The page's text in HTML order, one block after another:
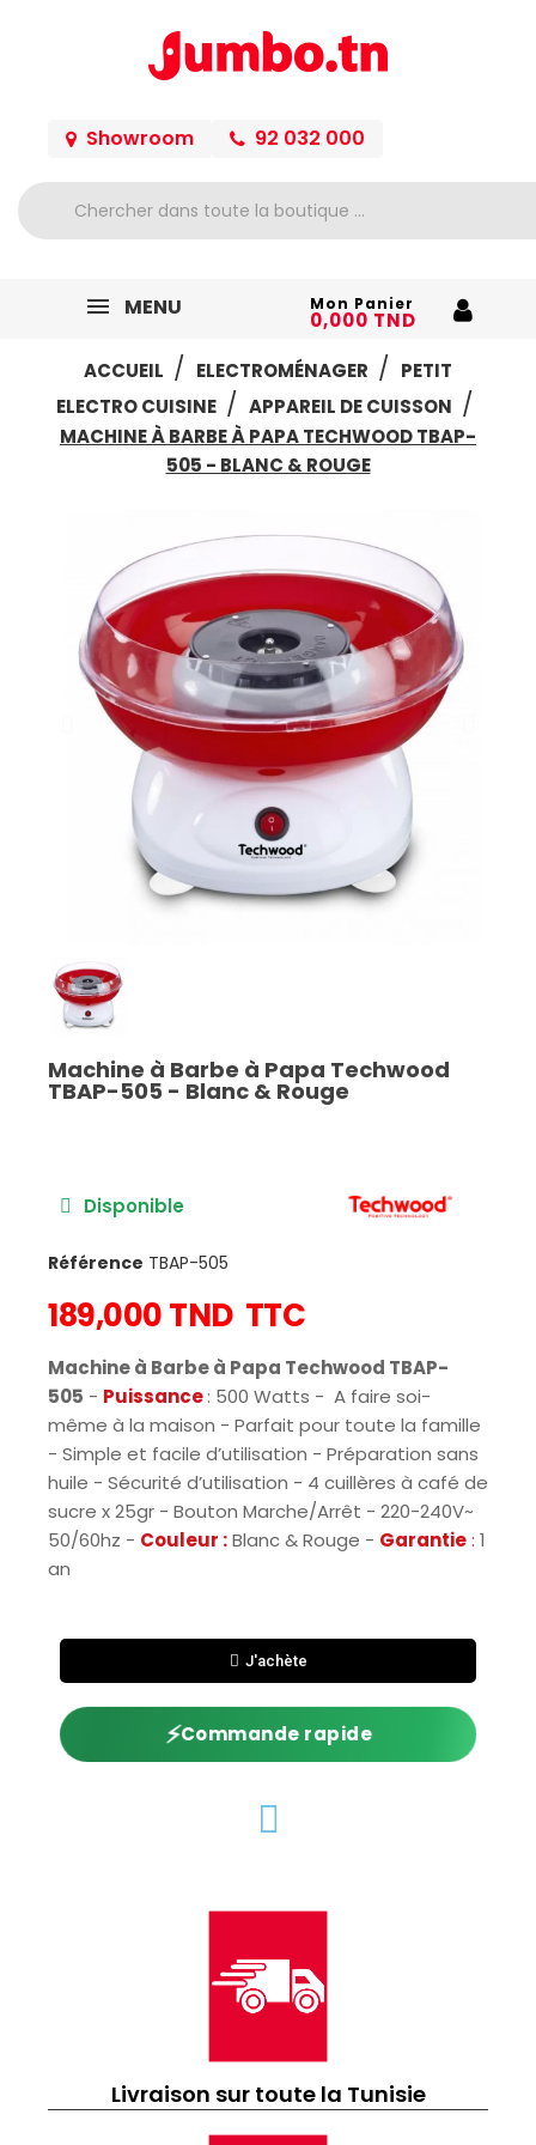
Showroom 92 032 000
MENU Mon Panier
0,000 TND
ACCUEIL
ELECTROMÉNAGER
PETIT
ELECTRO CUISINE
APPAREIL DE CUISSON
MACHINE À BARBE À PAPA TECHWOOD TBAP-
505 - BLANC & ROUGE
Machine à Barbe à Papa Techwood
TBAP-505 - Blanc & Rouge
Disponible
Référence TBAP-505
189,000 TND TTC
Machine à Barbe à Papa Techwood TBAP-
505 - Puissance: 500 Watts - A faire soi-
même à la maison - Parfait pour toute la famille
- Simple et facile d’utilisation - Préparation sans
huile - Sécurité d’utilisation - 4 cuillères à café de
sucre x 25gr - Bouton Marche/Arrêt - 220-240V~
50/60hz - Couleur :Blanc & Rouge - Garantie: 1
an
J'achète
⚡Commande rapide
Livraison sur toute la Tunisie